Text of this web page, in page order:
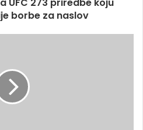
UFC 273 priredbe koju
borbe za naslov